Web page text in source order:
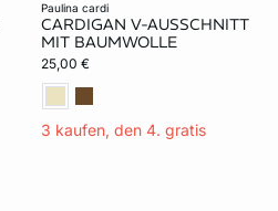
paulina cardi
CARDIGAN V-AUSSCHNITT
MIT BAUMWOLLE
25,00 €
3 kaufen, den 4. gratis